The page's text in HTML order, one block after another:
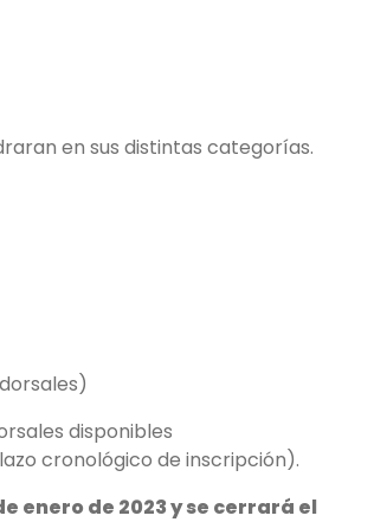
en sus distintas categorías.
disponibles
cronológico de inscripción).
enero de 2023 y se cerrará el